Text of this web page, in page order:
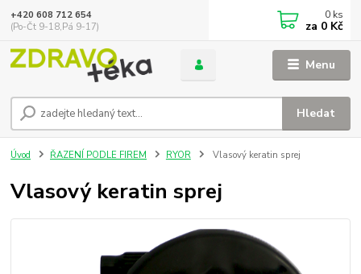
Menu
Hledat
+420 608 712 654
(Po-Čt 9-18,Pá 9-17)
0 ks
za 0 Kč
Úvod ŘAZENÍ PODLE FIREM RYOR Vlasový keratin sprej
Vlasový keratin sprej